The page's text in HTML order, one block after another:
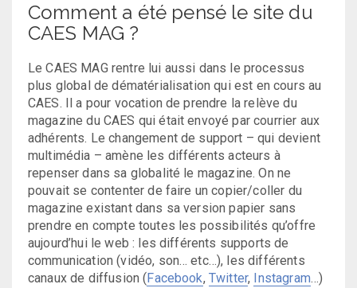
Comment a été pensé le site du
CAES MAG ?
Le CAES MAG rentre lui aussi dans le processus
plus global de dématérialisation qui est en cours au
CAES. Il a pour vocation de prendre la relève du
magazine du CAES qui était envoyé par courrier aux
adhérents. Le changement de support – qui devient
multimédia – amène les différents acteurs à
repenser dans sa globalité le magazine. On ne
pouvait se contenter de faire un copier/coller du
magazine existant dans sa version papier sans
prendre en compte toutes les possibilités qu’offre
aujourd’hui le web : les différents supports de
communication (vidéo, son… etc…), les différents
canaux de diffusion (Facebook, Twitter, Instagram…)